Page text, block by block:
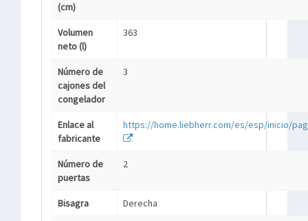
(cm)
Volumen
neto (l)
363
Número de
cajones del
congelador
3
Enlace al
fabricante
https://home.liebherr.com/es/esp/inicio/
Número de
puertas
2
Bisagra Derecha